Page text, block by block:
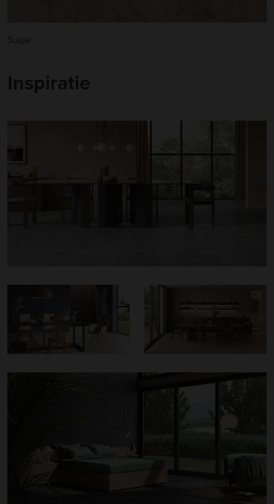
Sugar
Inspiratie